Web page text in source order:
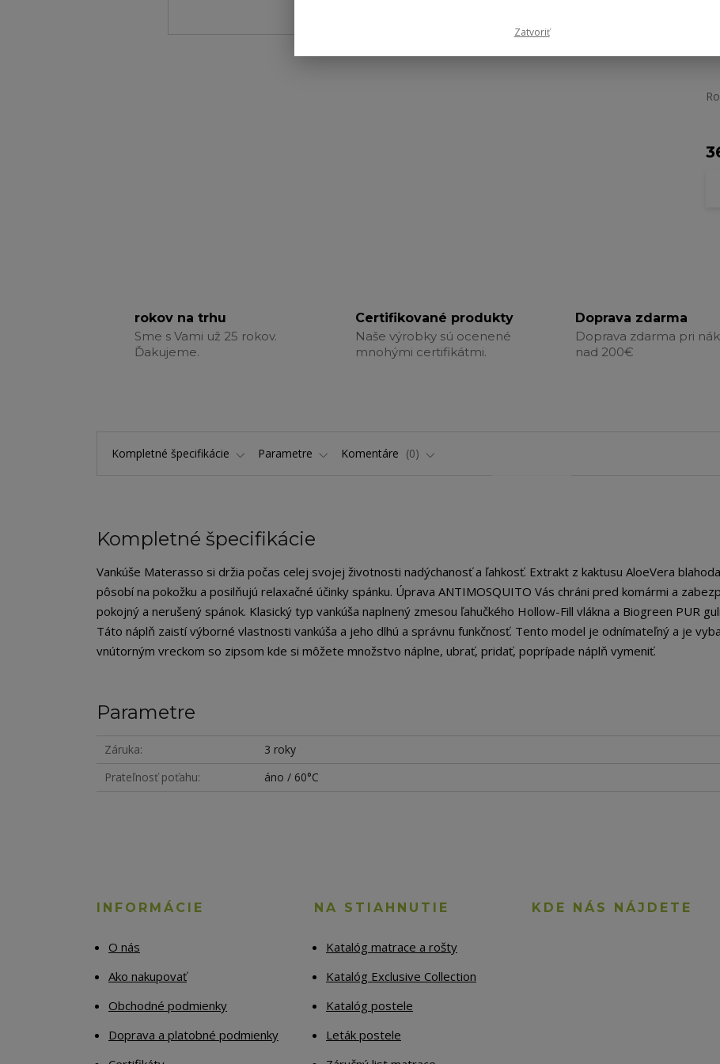
rokov na trhu
Sme s Vami už 25 rokov.
Ďakujeme.
Certifikované produkty
Naše výrobky sú ocenené
mnohými certifikátmi.
Doprava zdarma
Doprava zdarma pri
nad 200€
Kompletné špecifikácie Parametre Komentáre 0
Kompletné špecifikácie
Vankúše Materasso si držia počas celej svojej životnosti nadýchanosť a ľahkosť. Extrakt z kaktusu AloeVera
pôsobí na pokožku a posilňujú relaxačné účinky spánku. Úprava ANTIMOSQUITO Vás chráni pred komármi a
pokojný a nerušený spánok. Klasický typ vankúša naplnený zmesou ľahučkého Hollow-Fill vlákna a Biogreen PUR
Táto náplň zaistí výborné vlastnosti vankúša a jeho dlhú a správnu funkčnosť. Tento model je odnímateľný a je
vnútorným vreckom so zipsom kde si môžete množstvo náplne, ubrať, pridať, poprípade náplň vymeniť.
Parametre
Záruka
3 roky
Prateľnosť poťahu
áno / 60°C
INFORMÁCIE
O nás
Ako nakupovať
Obchodné podmienky
Doprava a platobné podmienky
NA STIAHNUTIE
Katalóg matrace a rošty
Katalóg Exclusive Collection
Katalóg postele
Leták postele
KDE NÁS NÁJDETE
Zatvoriť